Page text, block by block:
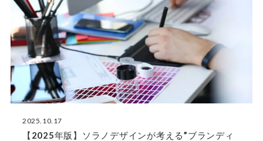
2025.10.17
【2025年版】ソラノデザインが考える”ブランディ